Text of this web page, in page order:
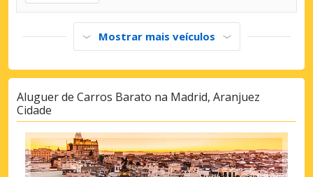
Mostrar mais veículos
Aluguer de Carros Barato na Madrid, Aranjuez
Cidade